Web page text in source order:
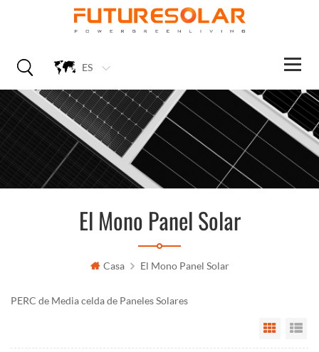
ES
El Mono Panel Solar
Casa El Mono Panel Solar
PERC de Media celda de Paneles Solares
Grid